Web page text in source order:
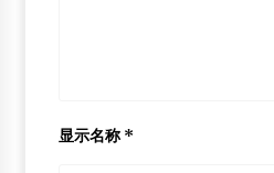
显示名称 *